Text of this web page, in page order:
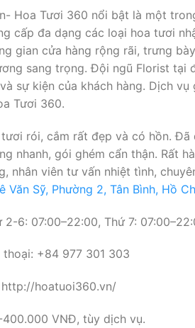
Hoa Tươi 360 nổi bật là một
cấp đa dạng các loại hoa tươi
gian cửa hàng rộng rãi, trưng
sang trọng. Đội ngũ Florist tại
sự kiện của khách hàng. Dịch
Tươi 360.
rói, cắm rất đẹp và có hồn. Đã
nhanh, gói ghém cẩn thận. Rất
nhân viên tư vấn nhiệt tình,
Văn Sỹ, Phường 2, Tân Bình, Hồ
2-6: 07:00–22:00, Thứ 7:
thoại: +84 977 301 303
http://hoatuoi360.vn/
VNĐ, tùy dịch vụ.